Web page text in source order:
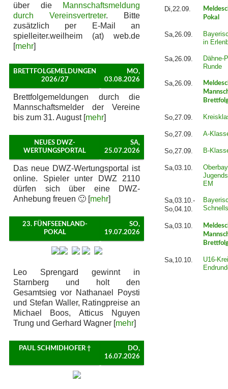
über die
Mannschaftsmeldung
durch Vereinsvertreter. Bitte
zusätzlich per E-Mail an
spielleiter.weilheim (at) web.de
[mehr]
BRETTFOLGEMELDUNGEN
2026/27
MO,
03.08.2026
Brettfolgemeldungen durch die
Mannschaftsmelder der Vereine
bis zum 31. August [mehr]
NEUES DWZ-
WERTUNGSPORTAL
SA,
25.07.2026
Das neue DWZ-Wertungsportal ist
online. Spieler unter DWZ 2110
dürfen sich über eine DWZ-
Anhebung freuen 🙂 [mehr]
23. FÜNFSEENLAND-
POKAL
SO,
19.07.2026
Leo Sprengard gewinnt in
Starnberg und holt den
Gesamtsieg vor Nathanael Poysti
und Stefan Waller, Ratingpreise an
Michael Boos, Atticus Nguyen
Trung und Gerhard Wagner [mehr]
PAUL SCHMIDHOFER †
DO,
16.07.2026
Di,22.09.
Pokal
Sa,26.09.
in
Sa,26.09.
Dähne-
Runde
Sa,26.09.
So,27.09.
So,27.09. A-
So,27.09. B-
Sa,03.10.
EM
Sa,03.10.-
So,04.10.
Sa,03.10.
Sa,10.10.
U16-